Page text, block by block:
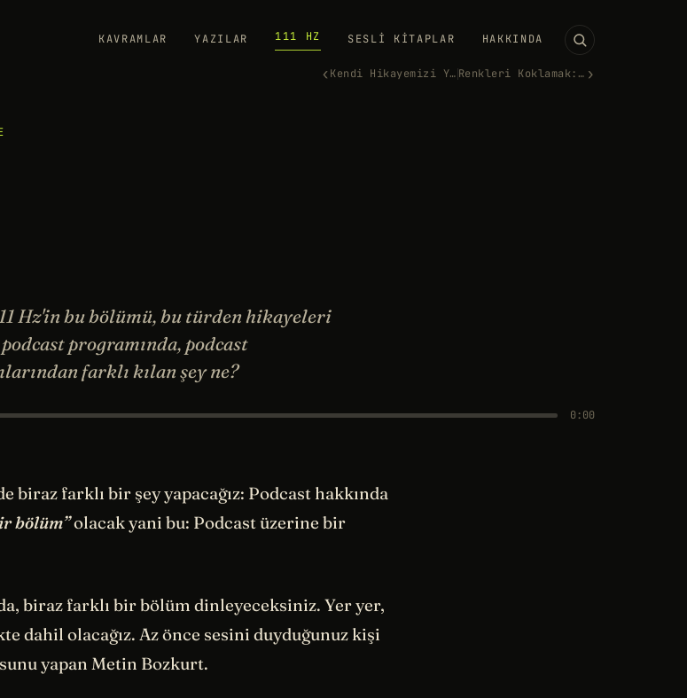
KAVRAMLAR YAZILAR 111 HZ SESLI KITAPLAR HAKKINDA
‹ Kendi Hikayemizi Yazmak Renkleri Koklamak: Sinestezi ›
Hz'in bu bölümü, bu türden hikayeleri
programında, podcast
farklı kılan şey ne?
0:00
biraz farklı bir şey yapacağız: Podcast hakkında
bölüm”olacak yani bu: Podcast üzerine bir
biraz farklı bir bölüm dinleyeceksiniz. Yer yer,
dahil olacağız. Az önce sesini duyduğunuz kişi
yapan Metin Bozkurt.